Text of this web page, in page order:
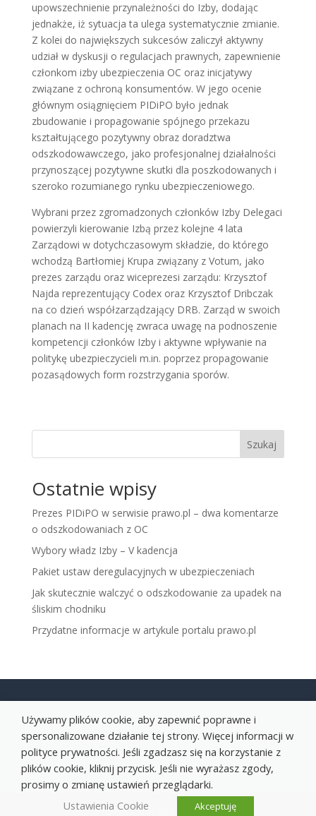
upowszechnienie przynależności do Izby, dodając
jednakże, iż sytuacja ta ulega systematycznie zmianie.
Z kolei do największych sukcesów zaliczył aktywny
udział w dyskusji o regulacjach prawnych, zapewnienie
członkom izby ubezpieczenia OC oraz inicjatywy
związane z ochroną konsumentów. W jego ocenie
głównym osiągnięciem PIDiPO było jednak
zbudowanie i propagowanie spójnego przekazu
kształtującego pozytywny obraz doradztwa
odszkodowawczego, jako profesjonalnej działalności
przynoszącej pozytywne skutki dla poszkodowanych i
szeroko rozumianego rynku ubezpieczeniowego.
Wybrani przez zgromadzonych członków Izby Delegaci
powierzyli kierowanie Izbą przez kolejne 4 lata
Zarządowi w dotychczasowym składzie, do którego
wchodzą Bartłomiej Krupa związany z Votum, jako
prezes zarządu oraz wiceprezesi zarządu: Krzysztof
Najda reprezentujący Codex oraz Krzysztof Dribczak
na co dzień współzarządzający DRB. Zarząd w swoich
planach na II kadencję zwraca uwagę na podnoszenie
kompetencji członków Izby i aktywne wpływanie na
politykę ubezpieczycieli m.in. poprzez propagowanie
pozasądowych form rozstrzygania sporów.
Szukaj
Ostatnie wpisy
Prezes PIDiPO w serwisie prawo.pl – dwa komentarze
o odszkodowaniach z OC
Wybory władz Izby – V kadencja
Pakiet ustaw deregulacyjnych w ubezpieczeniach
Jak skutecznie walczyć o odszkodowanie za upadek na
śliskim chodniku
Przydatne informacje w artykule portalu prawo.pl
Projekt Clear Site Sp. z o. o.
Używamy plików cookie, aby zapewnić poprawne i
spersonalizowane działanie tej strony. Więcej informacji w
polityce prywatności. Jeśli zgadzasz się na korzystanie z
plików cookie, kliknij przycisk. Jeśli nie wyrażasz zgody,
prosimy o zmianę ustawień przeglądarki.
Ustawienia Cookie
Akceptuję